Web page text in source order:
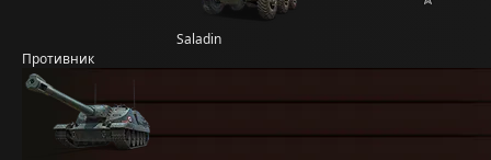
Saladin
Противник